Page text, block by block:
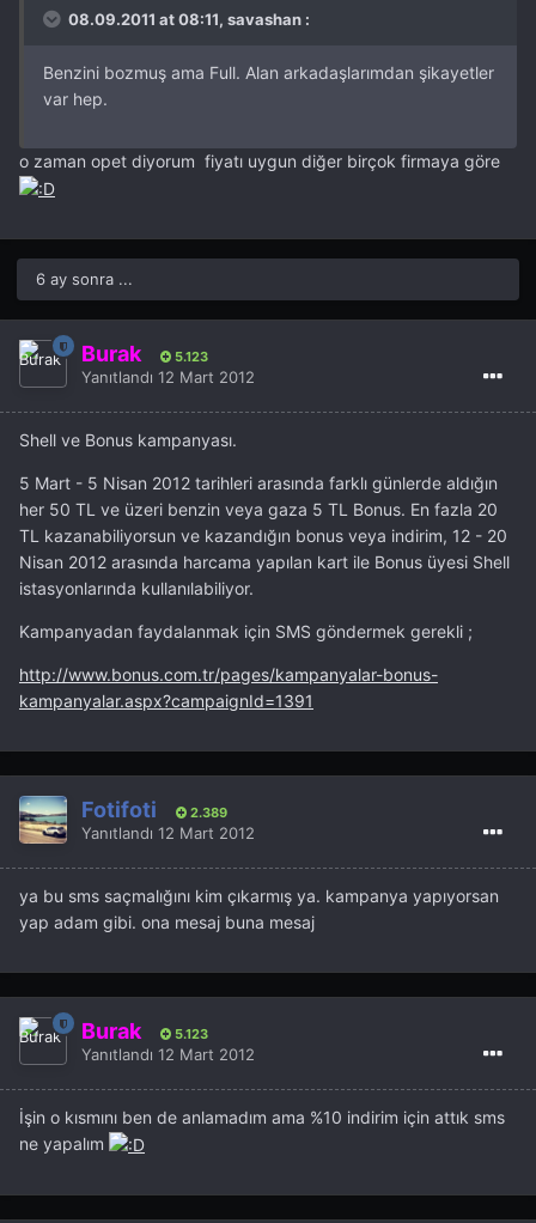
08.09.2011 at 08:11, savashan :
Benzini bozmuş ama Full. Alan arkadaşlarımdan şikayetler
var hep.
o zaman opet diyorum fiyatı uygun diğer birçok firmaya göre
6 ay sonra ...
Burak 5.123
Yanıtlandı 12 Mart 2012
Shell ve Bonus kampanyası.
5 Mart - 5 Nisan 2012 tarihleri arasında farklı günlerde aldığın
her 50 TL ve üzeri benzin veya gaza 5 TL Bonus. En fazla 20
TL kazanabiliyorsun ve kazandığın bonus veya indirim, 12 - 20
Nisan 2012 arasında harcama yapılan kart ile Bonus üyesi Shell
istasyonlarında kullanılabiliyor.
Kampanyadan faydalanmak için SMS göndermek gerekli ;
http://www.bonus.com.tr/pages/kampanyalar-bonus-
kampanyalar.aspx?campaignId=1391
Fotifoti 2.389
Yanıtlandı 12 Mart 2012
ya bu sms saçmalığını kim çıkarmış ya. kampanya yapıyorsan
yap adam gibi. ona mesaj buna mesaj
Burak 5.123
Yanıtlandı 12 Mart 2012
İşin o kısmını ben de anlamadım ama %10 indirim için attık sms
ne yapalım